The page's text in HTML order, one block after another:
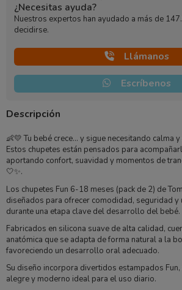
¿Necesitas ayuda?
Nuestros expertos han ayudado a más de
decidirse.
Llámanos
Escríbenos
Descripción
👶💛 Tu bebé crece… y sigue necesitando calma
Estos chupetes están pensados para
aportando confort, suavidad y momentos de
🤍✨.
Los chupetes Fun 6-18 meses (pack de 2) de
diseñados para ofrecer comodidad, seguridad y
durante una etapa clave del desarrollo del bebé.
Fabricados en silicona suave de alta calidad,
anatómica que se adapta de forma natural a la
favoreciendo un desarrollo oral adecuado.
Su diseño incorpora divertidos estampados
alegre y moderno ideal para el uso diario.